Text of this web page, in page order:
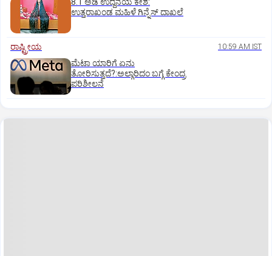
ಉತ್ತರಾಖಂಡ ಮಹಿಳೆ ಗಿನ್ನೆಸ್‌ ದಾಖಲೆ
ರಾಷ್ಟ್ರೀಯ 10:59 AM IST
ಮೆಟಾ ಯಾರಿಗೆ ಏನು
ತೋರಿಸುತ್ತದೆ?:ಅಲ್ಗಾರಿದಂ ಬಗ್ಗೆ ಕೇಂದ್ರ
ಪರಿಶೀಲನೆ